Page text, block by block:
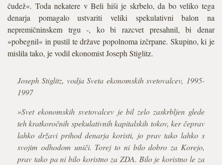
čudež«. Toda nekatere v Beli hiši je skrbelo, da bo veliko tega
denarja pomagalo ustvariti veliki spekulativni balon na
nepremičninskem trgu -, ko bi razcvet presahnil, bi denar
»pobegnil« in pustil te države popolnoma izčrpane. Skupino, ki je
mislila tako, je vodil ekonomist Joseph Stiglitz.
Joseph Stiglitz, vodja Sveta ekonomskih svetovalcev, 1995-
1997
»Svet ekonomskih svetovalcev je bil zelo zaskrbljen glede
teh kratkoročnih spekulativnih kapitalskih tokov, ker čeprav
lahko državi prihod denarja koristi, jo prav tako lahko s
svojim odhodom uniči. Torej to ni bilo dobro za Korejo,
prav tako pa ni bilo koristno za ZDA. Bilo je koristno le za